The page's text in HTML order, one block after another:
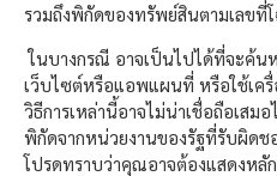
รวมถึงพิกัดของทรัพย์สินตามเลขที่
ในบางกรณี อาจเป็นไปได้ที่จะค้น
เว็บไซต์หรือแอพแผนที่ หรือใช้เครื่
วิธีการเหล่านี้อาจไม่น่าเชื่อถือเส
พิกัดจากหน่วยงานของรัฐที่รับผิด
โปรดทราบว่าคุณอาจต้องแสดงห